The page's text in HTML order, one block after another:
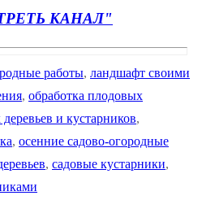
КАНАЛ"
работы, ландшафт своими
, обработка плодовых
и кустарников,
, осенние садово-огородные
, садовые кустарники,